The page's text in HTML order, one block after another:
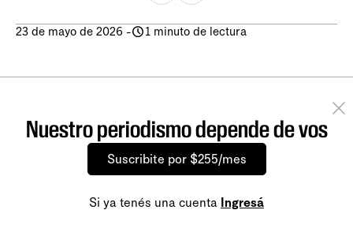
23 de mayo de 2026 - 1 minuto de lectura
Nuestro periodismo depende de vos
Suscribite por $255/mes
Si ya tenés una cuenta Ingresá